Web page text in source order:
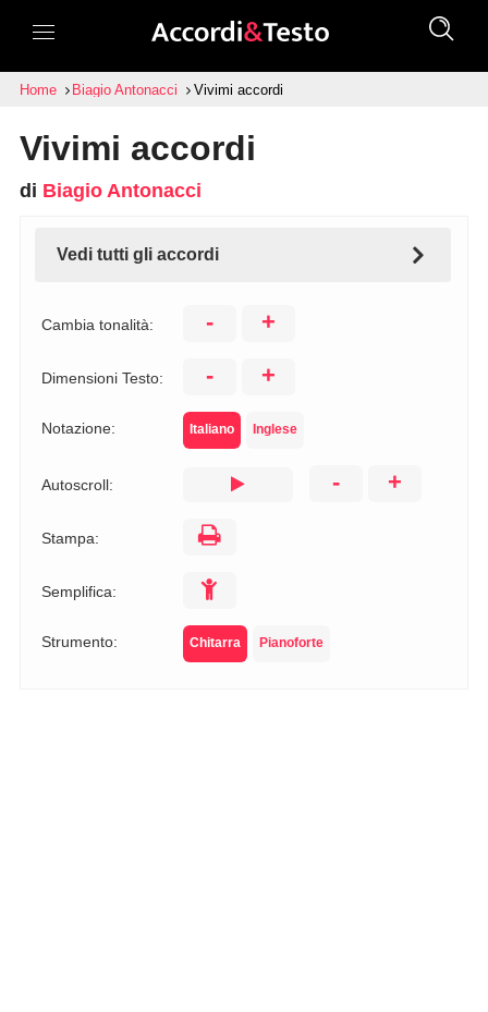
Home Biagio Antonacci Vivimi accordi
Vivimi accordi
di Biagio Antonacci
Vedi tutti gli accordi
Cambia tonalità: - +
Dimensioni Testo: - +
Notazione: Italiano Inglese
Autoscroll: - +
Stampa:
Semplifica:
Strumento: Chitarra Pianoforte